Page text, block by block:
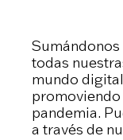
todas
mundo
pandemia.
a través de